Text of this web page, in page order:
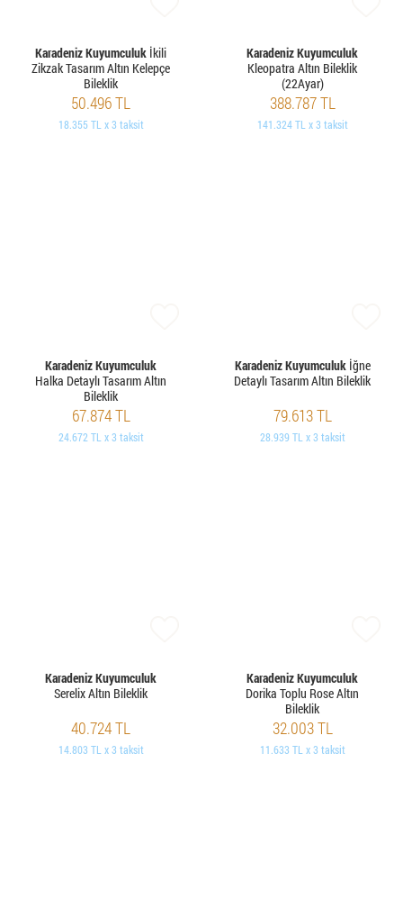
Karadeniz Kuyumculuk İkili
Zikzak Tasarım Altın Kelepçe
Bileklik
50.496 TL
18.355 TL x 3 taksit
Karadeniz Kuyumculuk
Kleopatra Altın Bileklik
(22Ayar)
388.787 TL
141.324 TL x 3 taksit
Karadeniz Kuyumculuk
Halka Detaylı Tasarım Altın
Bileklik
67.874 TL
24.672 TL x 3 taksit
Karadeniz Kuyumculukİğne
Detaylı Tasarım Altın Bileklik
79.613 TL
28.939 TL x 3 taksit
Karadeniz Kuyumculuk
Serelix Altın Bileklik
40.724 TL
14.803 TL x 3 taksit
Karadeniz Kuyumculuk
Dorika Toplu Rose Altın
Bileklik
32.003 TL
11.633 TL x 3 taksit